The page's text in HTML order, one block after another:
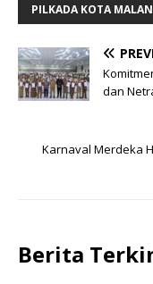
PILKADA KOTA
dan
Karnaval Merdeka
Berita